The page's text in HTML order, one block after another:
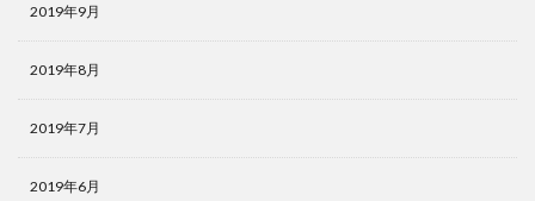
2019年9月
2019年8月
2019年7月
2019年6月